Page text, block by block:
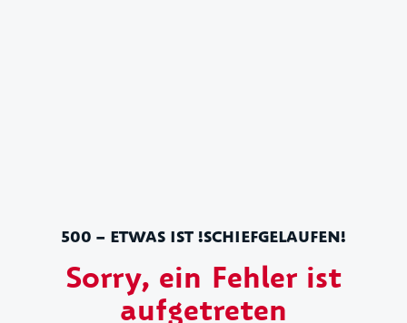
500 – ETWAS IST !SCHIEFGELAUFEN!
Sorry, ein Fehler ist
aufgetreten